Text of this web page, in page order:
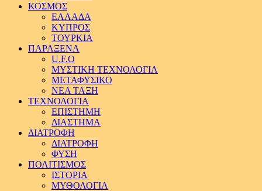
ΚΟΣΜΟΣ
ΕΛΛΑΔΑ
ΚΥΠΡΟΣ
ΤΟΥΡΚΙΑ
ΠΑΡΑΞΕΝΑ
U.F.O
ΜΥΣΤΙΚΗ ΤΕΧΝΟΛΟΓΙΑ
ΜΕΤΑΦΥΣΙΚΟ
ΝΕΑ ΤΑΞΗ
ΤΕΧΝΟΛΟΓΙΑ
ΕΠΙΣΤΗΜΗ
ΔΙΑΣΤΗΜΑ
ΔΙΑΤΡΟΦΗ
ΔΙΑΤΡΟΦΗ
ΦΥΣΗ
ΠΟΛΙΤΙΣΜΟΣ
ΙΣΤΟΡΙΑ
ΜΥΘΟΛΟΓΙΑ